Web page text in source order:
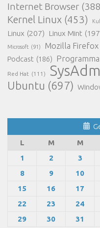
Internet Browser
Kernel Linux (453)
Linux (207) Linux Mint
Microsoft (91) Mozilla Firefox
Podcast (186)
Red Hat (111)
Ubuntu (697)
L
M M
1
2 3
8
9 10
15
16 17
22
23 24
29
30
31